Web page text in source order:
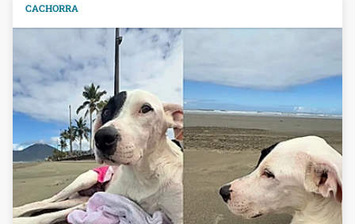
CACHORRA